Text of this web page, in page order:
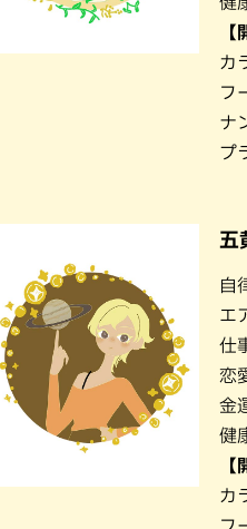
【
カ
フ
ナ
プ
五
自
エ
仕
恋
金
健
【
カ